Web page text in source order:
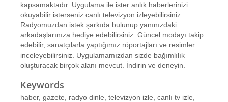
kapsamaktadır. Uygulama ile ister anlık haberlerinizi
okuyabilir isterseniz canlı televizyon izleyebilirsiniz.
Radyomuzdan istek şarkıda bulunup yanınızdaki
arkadaşlarınıza hediye edebilirsiniz. Güncel modayı takip
edebilir, sanatçılarla yaptığımız röportajları ve resimler
inceleyebilirsiniz. Uygulamamızdan sizde bağımlılık
oluşturacak birçok alanı mevcut. İndirin ve deneyin.
Keywords
haber, gazete, radyo dinle, televizyon izle, canlı tv izle,